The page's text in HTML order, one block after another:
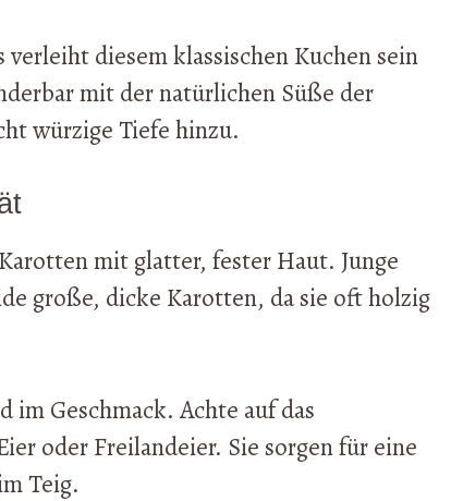
diesem klassischen Kuchen sein
mit der natürlichen Süße der
würzige Tiefe hinzu.
mit glatter, fester Haut. Junge
große, dicke Karotten, da sie oft holzig
im Geschmack. Achte auf das
oder Freilandeier. Sie sorgen für eine
Teig.